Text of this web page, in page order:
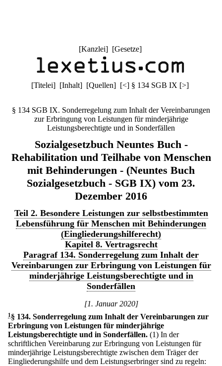
[Kanzlei] [Gesetze]
[Titelei] [Inhalt] [Quellen] [<] § 134 SGB IX [>]
§ 134 SGB IX. Sonderregelung zum Inhalt der Vereinbarungen
zur Erbringung von Leistungen für minderjährige
Leistungsberechtigte und in Sonderfällen
Sozialgesetzbuch Neuntes Buch -
Rehabilitation und Teilhabe von Menschen
mit Behinderungen - (Neuntes Buch
Sozialgesetzbuch - SGB IX) vom 23.
Dezember 2016
Teil 2. Besondere Leistungen zur selbstbestimmten
Lebensführung für Menschen mit Behinderungen
(Eingliederungshilferecht)
Kapitel 8. Vertragsrecht
Paragraf 134. Sonderregelung zum Inhalt der
Vereinbarungen zur Erbringung von Leistungen für
minderjährige Leistungsberechtigte und in
Sonderfällen
[1. Januar 2020]
1 § 134. Sonderregelung zum Inhalt der Vereinbarungen zur
Erbringung von Leistungen für minderjährige
Leistungsberechtigte und in Sonderfällen. (1) In der
schriftlichen Vereinbarung zur Erbringung von Leistungen für
minderjährige Leistungsberechtigte zwischen dem Träger der
Eingliederungshilfe und dem Leistungserbringer sind zu regeln: